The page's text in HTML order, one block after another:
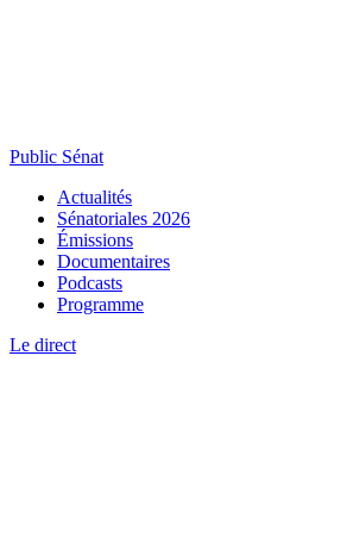
Public Sénat
Actualités
Sénatoriales 2026
Émissions
Documentaires
Podcasts
Programme
Le direct